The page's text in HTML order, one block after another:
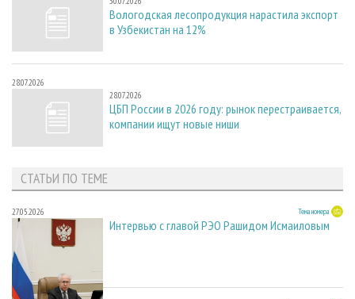
Вологодская лесопродукция нарастила экспорт
в Узбекистан на 12%
28.07.2026
28.07.2026
ЦБП России в 2026 году: рынок перестраивается,
компании ищут новые ниши
СТАТЬИ ПО ТЕМЕ
27.05.2026 Тема номера
Интервью с главой РЭО Рашидом Исмаиловым